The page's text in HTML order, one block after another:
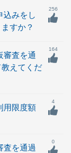
込みをし
すか？
256
審査を通
えてくだ
164
用限度額
4
査を通過
0